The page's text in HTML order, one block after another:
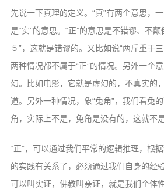
教理研究
学报论集
寺院巡览
活动记录
西园风光
下院风采
先说一下真理的定义。“真”有两个意思，
是“实”的意思。“正”的意思是不错谬、不
５”，这就是错谬的。又比如说“两斤重于
两种情况都不属于“正”的情况。另外一个
幻。比如电影，它就是虚幻的，不真实的
道。另外一种情况，象“兔角”，我们看兔
角，实际上不是，兔角是没有的，这就不是
“正”，可以通过我们平常的逻辑推理，根
的实践有关系了，必须通过我们自身的经
可以叫实证，佛教叫亲证，就是我们个体